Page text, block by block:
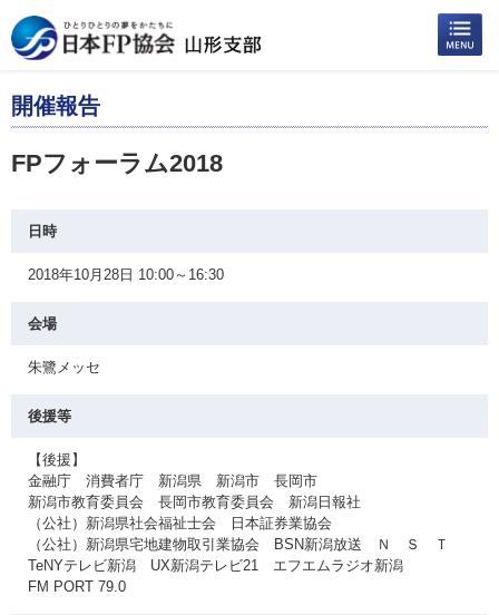
開催報告
FPフォーラム2018
日時
2018年10月28日 10:00～16:30
会場
朱鷺メッセ
後援等
【後援】
金融庁 消費者庁 新潟県 新潟市 長岡市
新潟市教育委員会 長岡市教育委員会 新潟日報社
（公社）新潟県社会福祉士会 日本証券業協会
（公社）新潟県宅地建物取引業協会 BSN新潟放送 Ｎ Ｓ Ｔ
TeNYテレビ新潟 UX新潟テレビ21 エフエムラジオ新潟
FM PORT 79.0